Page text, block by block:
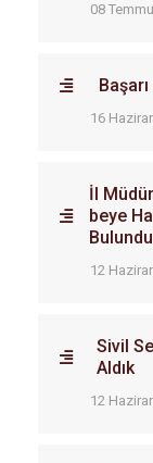
08
16
İl
beye
12
Sivil
Aldık
12